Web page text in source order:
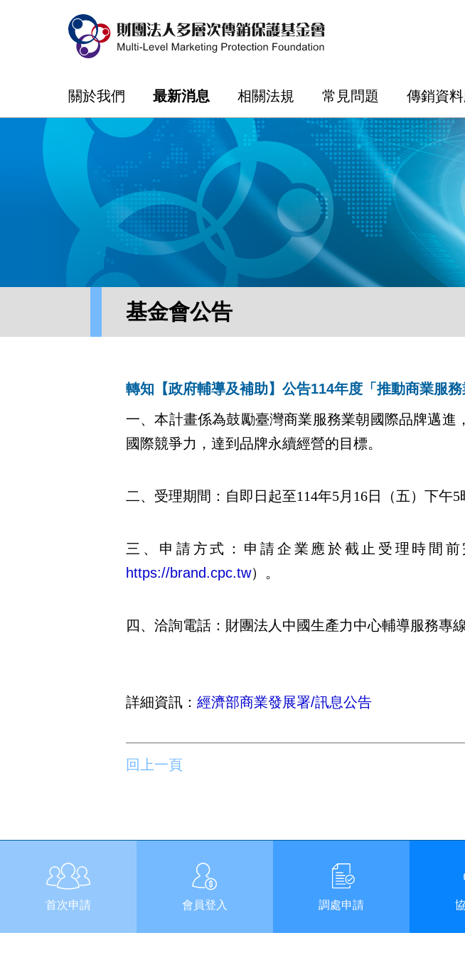
關於我們 最新消息 相關法規 常見問題 傳銷資
基金會公告
轉知【政府輔導及補助】公告114年度「推動商業服
一、本計畫係為鼓勵臺灣商業服務業朝國際品牌邁
國際競爭力，達到品牌永續經營的目標。
二、受理期間：自即日起至114年5月16日（五）下午5
三、申請方式：申請企業應於截止受理時間
https://brand.cpc.tw）。
四、洽詢電話：財團法人中國生產力中心輔導服務專
詳細資訊： 經濟部商業發展署/訊息公告
回上一頁
首次申請 會員登入 調處申請